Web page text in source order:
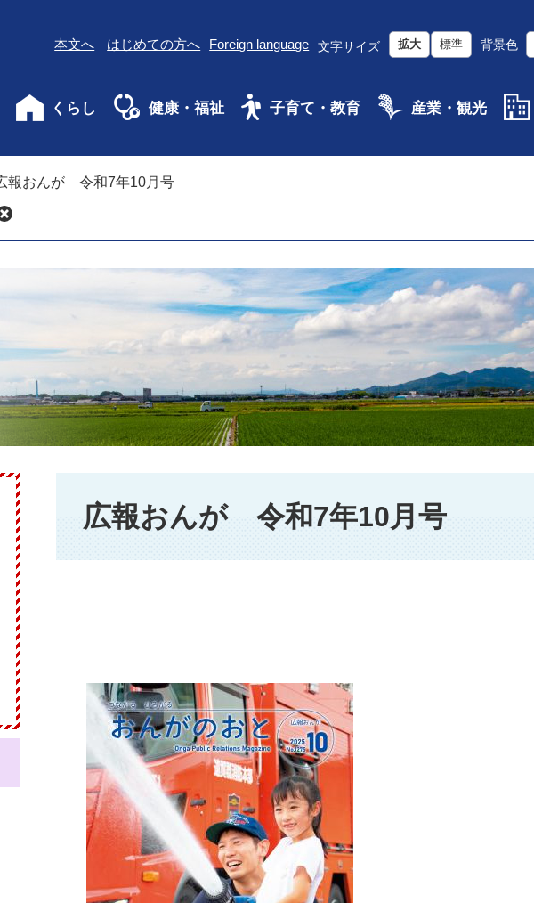
本文へ はじめての方へ Foreign language 文字サイズ 拡大 標準 背景色
くらし 健康・福祉 子育て・教育 産業・観光
報おんが 令和7年10月号
広報おんが 令和7年10月号